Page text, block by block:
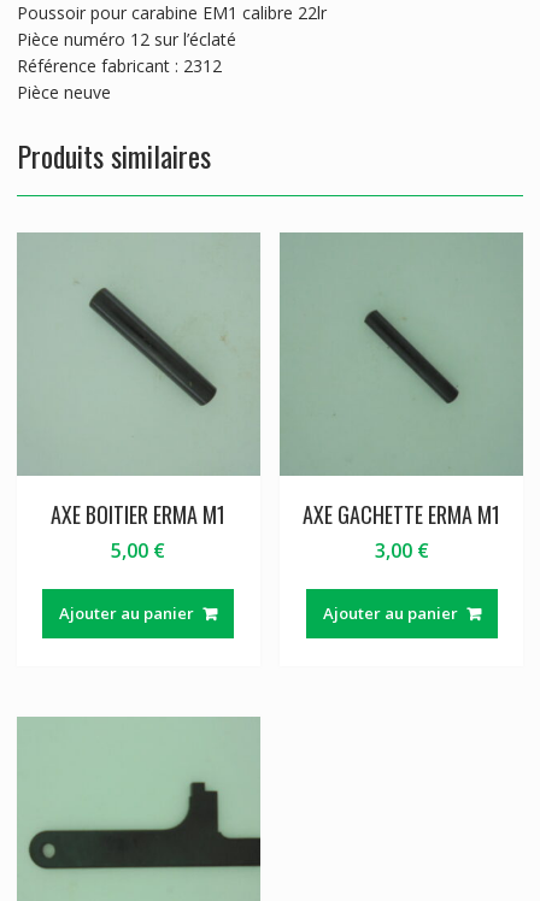
Poussoir pour carabine EM1 calibre 22lr
Pièce numéro 12 sur l’éclaté
Référence fabricant : 2312
Pièce neuve
Produits similaires
AXE BOITIER ERMA M1
5,00 €
Ajouter au panier
AXE GACHETTE ERMA M1
3,00 €
Ajouter au panier